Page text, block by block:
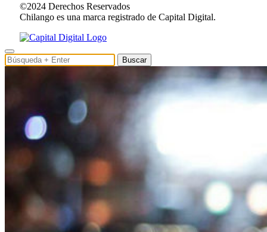
©2024 Derechos Reservados
Chilango es una marca registrado de Capital Digital.
Buscar